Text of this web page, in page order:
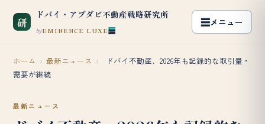
研
ドバイ・アブダビ不動産戦略研究所
byEMINENCE LUXE
ホーム › 最新ニュース ›
ドバイ不動産、2026年も記録的な取引量・
需要が継続
最新ニュース